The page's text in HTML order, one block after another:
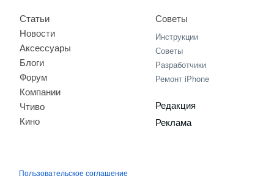
Статьи
Новости
Аксессуары
Блоги
Форум
Компании
Чтиво
Кино
Советы
Инструкции
Советы
Разработчики
Ремонт iPhone
Редакция
Реклама
Пользовательское соглашение